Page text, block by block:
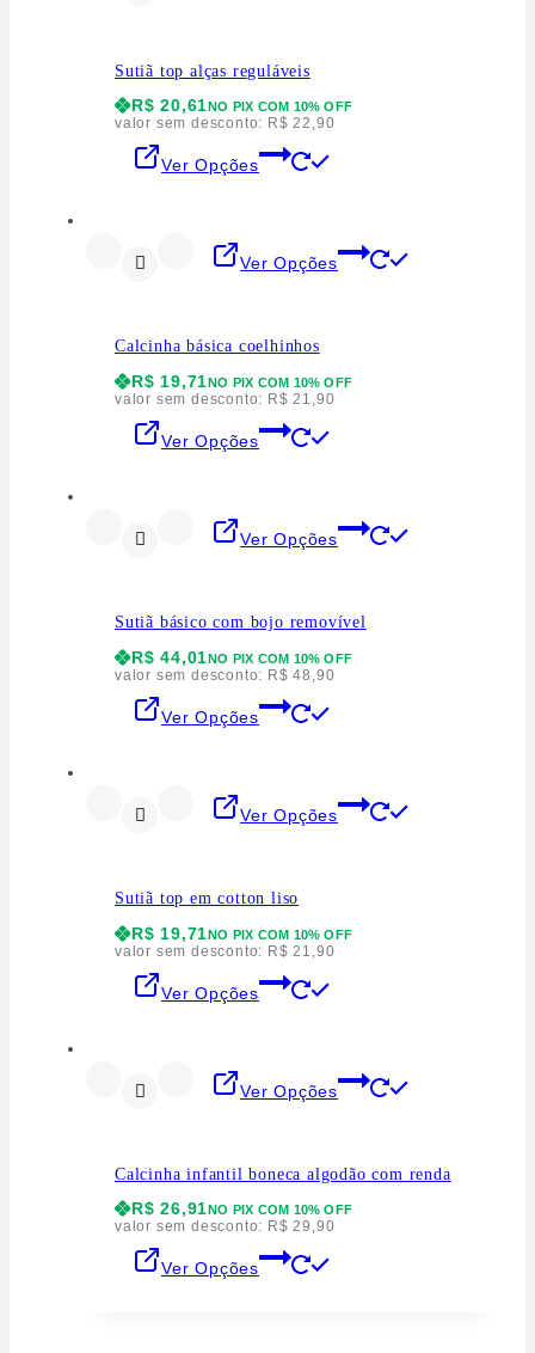
Sutiã top alças reguláveis
R$ 20,61NO PIX COM 10% OFF
valor sem desconto: R$ 22,90
Ver Opções
Ver Opções
Calcinha básica coelhinhos
R$ 19,71NO PIX COM 10% OFF
valor sem desconto: R$ 21,90
Ver Opções
Ver Opções
Sutiã básico com bojo removível
R$ 44,01NO PIX COM 10% OFF
valor sem desconto: R$ 48,90
Ver Opções
Ver Opções
Sutiã top em cotton liso
R$ 19,71NO PIX COM 10% OFF
valor sem desconto: R$ 21,90
Ver Opções
Ver Opções
Calcinha infantil boneca algodão com renda
R$ 26,91NO PIX COM 10% OFF
valor sem desconto: R$ 29,90
Ver Opções